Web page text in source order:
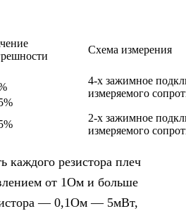
Схема измерения
4-х зажимное
измеряемого
2-х зажимное
измеряемого
резистора плеч
от 1Ом и больше
— 0,1Ом — 5мВт,